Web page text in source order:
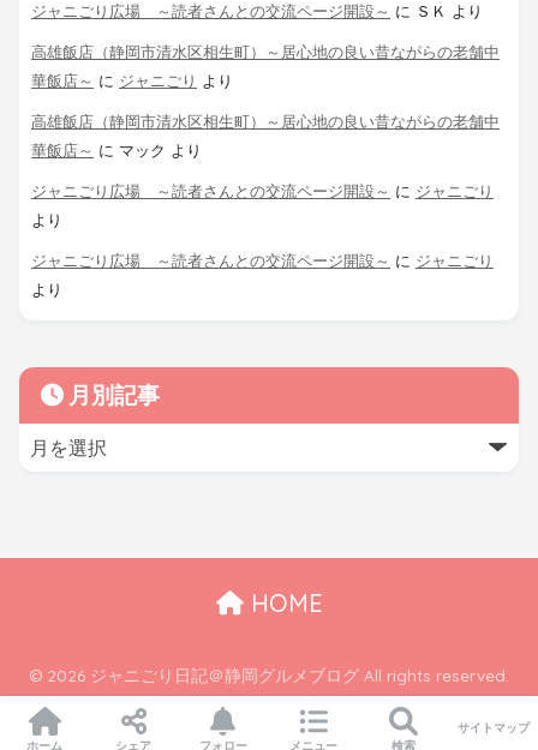
ジャニごり広場 ～読者さんとの交流ページ開設～ に ＳＫ より
高雄飯店（静岡市清水区相生町）～居心地の良い昔ながらの老舗中
華飯店～ に ジャニごり より
高雄飯店（静岡市清水区相生町）～居心地の良い昔ながらの老舗中
華飯店～ に マック より
ジャニごり広場 ～読者さんとの交流ページ開設～ に ジャニごり
より
ジャニごり広場 ～読者さんとの交流ページ開設～ に ジャニごり
より
月別記事
HOME
© 2026 ジャニごり日記＠静岡グルメブログ All rights reserved.
ホーム シェア フォロー メニュー 検索
サイトマップ